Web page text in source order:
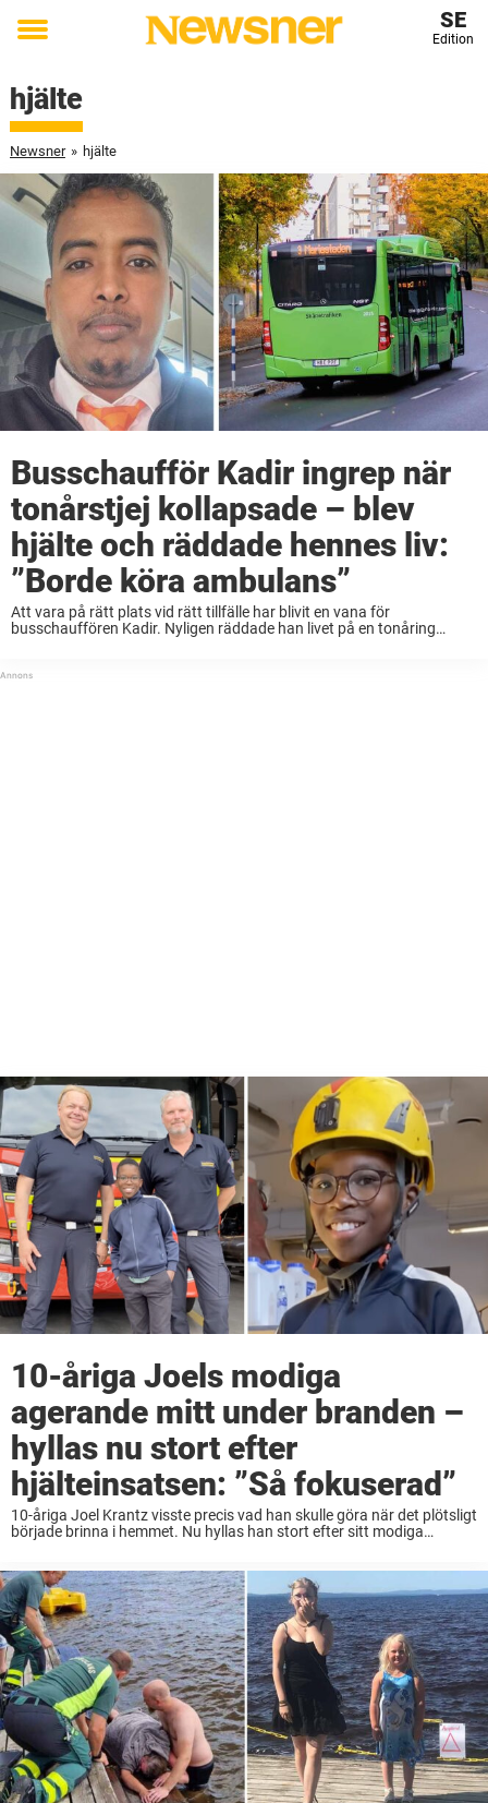
Toggle
SE
Edition
hjälte
Newsner » hjälte
Busschaufför Kadir ingrep när
tonårstjej kollapsade – blev
hjälte och räddade hennes liv:
”Borde köra ambulans”
Att vara på rätt plats vid rätt tillfälle har blivit en vana för
busschauffören Kadir. Nyligen räddade han livet på en tonåring
10-åriga Joels modiga
agerande mitt under branden –
hyllas nu stort efter
hjälteinsatsen: ”Så fokuserad”
10-åriga Joel Krantz visste precis vad han skulle göra när det plötsligt
började brinna i hemmet. Nu hyllas han stort efter sitt modiga